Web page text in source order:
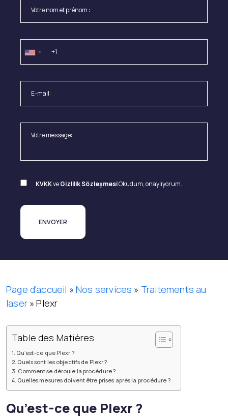
KVKKveGizlilik SözleşmesiOkudum, onaylıyorum.
Page d'accueil »Nos services » Traitements au
laser»Plexr
Table des Matières
Qu’est-ce que Plexr ?
Quels sont les objectifs de Plexr ?
Comment se déroule la procédure ?
Quelles mesures doivent être prises après la procédure ?
Qu’est-ce que Plexr ?